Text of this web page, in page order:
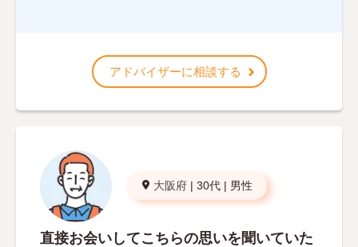
アドバイザーに相談する
大阪府 | 30代 | 男性
直接お会いしてこちらの思いを聞いていた